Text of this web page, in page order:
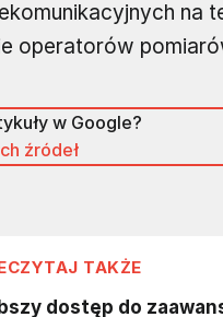
na
operatorów
w Google?
źródeł